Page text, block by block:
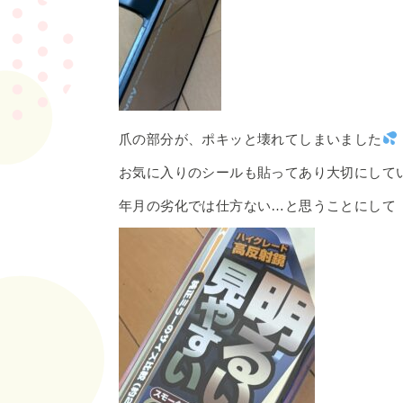
爪の部分が、ポキッと壊れてしまいました
お気に入りのシールも貼ってあり大切にし
年月の劣化では仕方ない…と思うことにして